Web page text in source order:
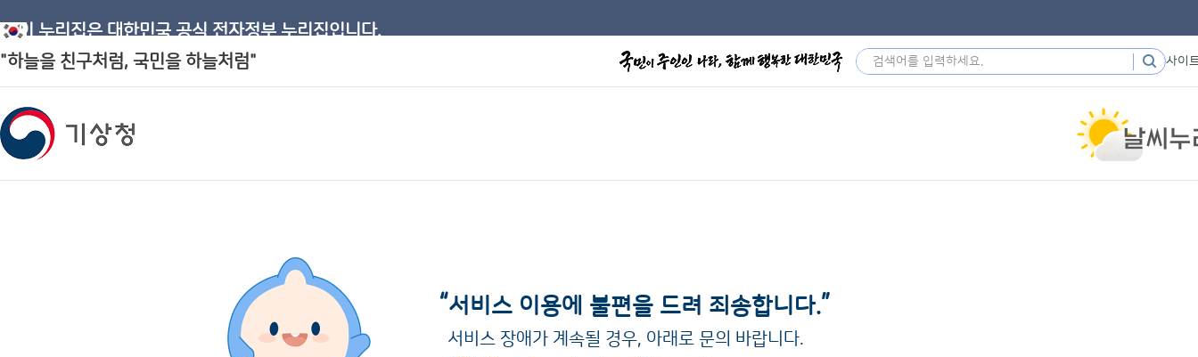
이 누리집은 대한민국 공식 전자정부 누리집입니다.
"하늘을 친구처럼, 국민을 하늘처럼"
사이
“서비스 이용에 불편을 드려 죄송합니다.”
서비스 장애가 계속될 경우, 아래로 문의 바랍니다.